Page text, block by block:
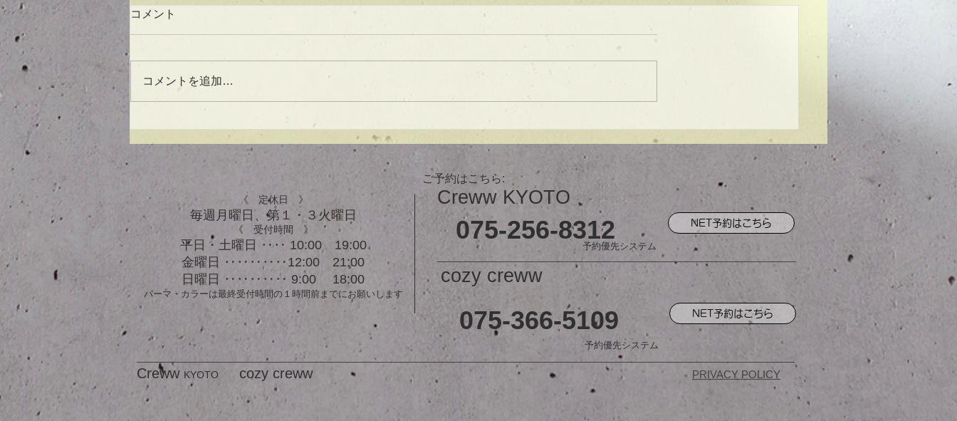
バスオイル★
★ラインボブ【ぱつっとボ
で貴方だけのまとまるボブを提供
い♪ 【ご予約に関して】 平日は比
較的ご予約に空きがあります。
メニューが決まらない方はご相談
クーポンをご活用下さいませ。...
ュ！
コメント
コメントを追加…
ご予約はこちら:
《 定休日 》
毎週月曜日、​第１・３火曜日
《 受付時間 》
平日・土曜日 ‥‥ 10:00 19:00
金曜日 ‥‥‥‥‥12:00 21:00
日曜日 ‥‥‥‥‥ 9:00 18:00
パーマ・カラーは最終受付時間の１時間前までにお願いします
予約優先システム
Creww KYOTO
075-256-8312 NET予約はこちら
cozy creww
075-366-5109 NET予約はこちら
予約優先システム
Creww KYOTO cozy creww PRIVACY POLICY